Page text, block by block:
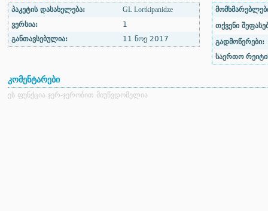
პაკეტის დასახელება:
GL Lortkipanidze
ვერსია:
1
განთავსებულია:
11 ნოე 2017
თქვენი
გადმოწერები:
საერთო
კომენტარები
ეს ფუნქცია ჯერ-ჯერობით მიუწვდომელია